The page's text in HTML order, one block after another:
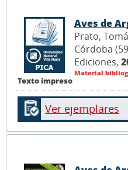
Texto impreso
Aves de
Prato,
Córdoba
Ediciones,
Material
Ver ejemplares